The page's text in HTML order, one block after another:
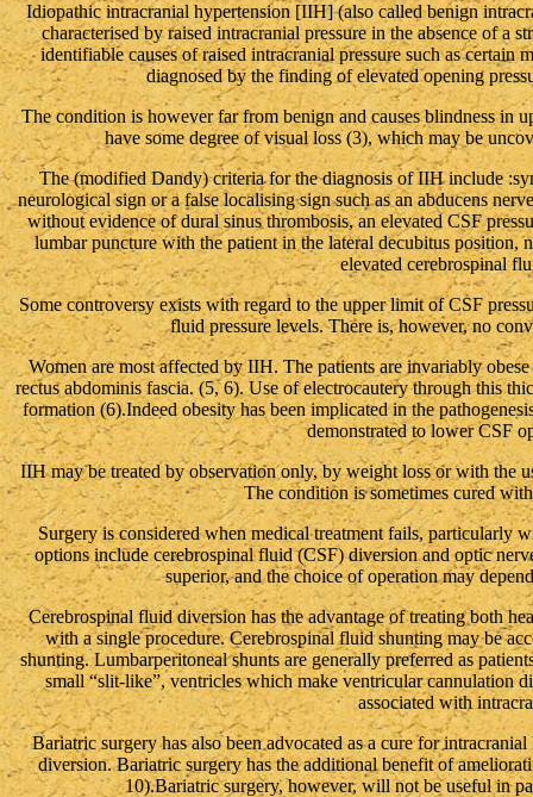
Idiopathic intracranial hypertension [IIH] (also called benign
characterised by raised intracranial pressure in the absence of a
identifiable causes of raised intracranial pressure such as
diagnosed by the finding of elevated opening
The condition is however far from benign and causes blindness in
have some degree of visual loss (3), which may be
The (modified Dandy) criteria for the diagnosis of IIH include
neurological sign or a false localising sign such as an abducens
without evidence of dural sinus thrombosis, an elevated CSF
lumbar puncture with the patient in the lateral decubitus position,
elevated cerebrospinal
Some controversy exists with regard to the upper limit of CSF
fluid pressure levels. There is, however, no
Women are most affected by IIH. The patients are invariably
rectus abdominis fascia. (5, 6). Use of electrocautery through this
formation (6).Indeed obesity has been implicated in the
demonstrated to lower CSF
IIH may be treated by observation only, by weight loss or with the
The condition is sometimes cured
Surgery is considered when medical treatment fails, particularly
options include cerebrospinal fluid (CSF) diversion and optic
superior, and the choice of operation may
Cerebrospinal fluid diversion has the advantage of treating both
with a single procedure. Cerebrospinal fluid shunting may be
shunting. Lumbarperitoneal shunts are generally preferred as
small “slit-like”, ventricles which make ventricular cannulation
associated with
Bariatric surgery has also been advocated as a cure for
diversion. Bariatric surgery has the additional benefit of
10).Bariatric surgery, however, will not be useful in